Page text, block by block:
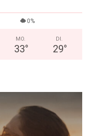
0%
MO.
33°
DI.
29°